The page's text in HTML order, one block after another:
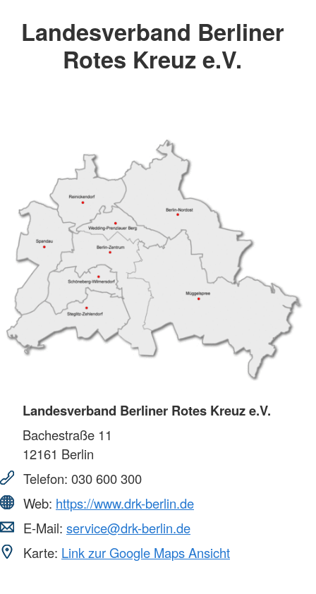
Landesverband Berliner
Rotes Kreuz e.V.
Landesverband Berliner Rotes Kreuz e.V.
Bachestraße 11
12161 Berlin
Telefon: 030 600 300
Web: https://www.drk-berlin.de
E-Mail: service@drk-berlin.de
Karte: Link zur Google Maps Ansicht